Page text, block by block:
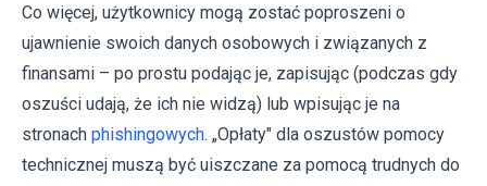
Co więcej, użytkownicy mogą zostać poproszeni o
ujawnienie swoich danych osobowych i związanych z
finansami – po prostu podając je, zapisując (podczas gdy
oszuści udają, że ich nie widzą) lub wpisując je na
stronach phishingowych. „Opłaty" dla oszustów pomocy
technicznej muszą być uiszczane za pomocą trudnych do